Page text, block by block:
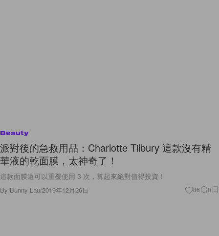
Beauty
派對後的急救用品：Charlotte Tilbury 這款沒有精
華液的乾面膜，太神奇了！
這款面膜還可以重覆使用 3 次，算起來絕對值得投資！
By Bunny Lau/2019年12月26日 86 0